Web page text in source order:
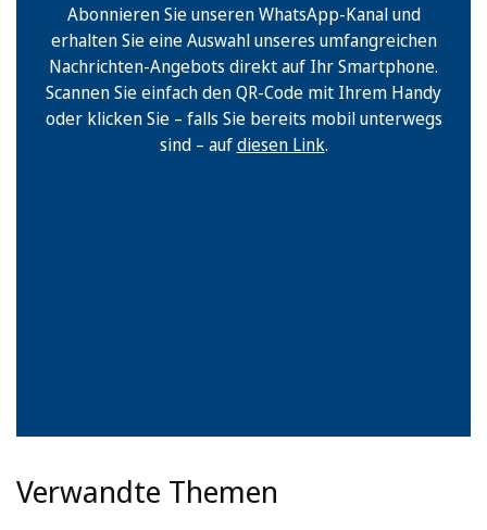
Abonnieren Sie unseren WhatsApp-Kanal und
erhalten Sie eine Auswahl unseres umfangreichen
Nachrichten-Angebots direkt auf Ihr Smartphone.
Scannen Sie einfach den QR-Code mit Ihrem Handy
oder klicken Sie – falls Sie bereits mobil unterwegs
sind – aufdiesen Link.
Verwandte Themen